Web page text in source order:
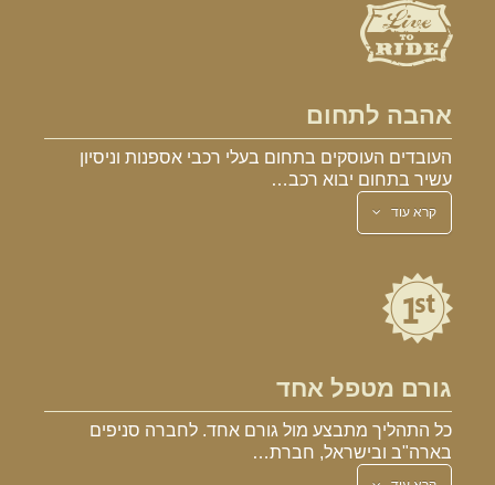
אהבה לתחום
העובדים העוסקים בתחום בעלי רכבי אספנות וניסיון
עשיר בתחום יבוא רכב…
קרא עוד
גורם מטפל אחד
כל התהליך מתבצע מול גורם אחד. לחברה סניפים
בארה"ב ובישראל, חברת…